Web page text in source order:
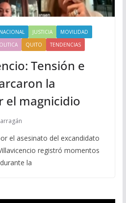
JUSTICIA
MOVILIDAD
QUITO TENDENCIAS
Tensión e
la
el magnicidio
el asesinato del excandidato
registró momentos
la